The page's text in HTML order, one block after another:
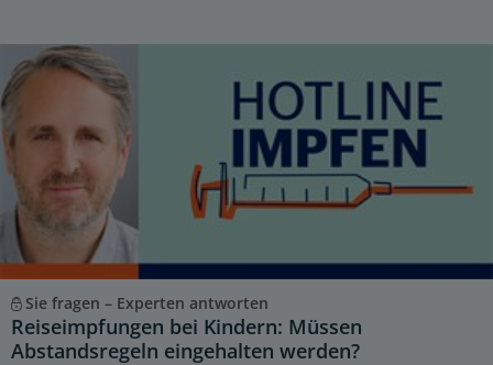
Sie fragen – Experten antworten
Reiseimpfungen bei Kindern: Müssen
Abstandsregeln eingehalten werden?